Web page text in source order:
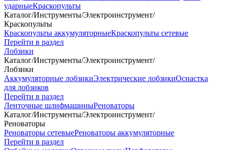
ударныеКраскопульты
Каталог/Инструменты/Электроинструмент/
Краскопульты
Краскопульты аккумуляторныеКраскопульты сетевые
Перейти в раздел
Лобзики
Каталог/Инструменты/Электроинструмент/
Лобзики
Аккумуляторные лобзикиЭлектрические лобзикиОснастка
для лобзиков
Перейти в раздел
Ленточные шлифмашиныРеноваторы
Каталог/Инструменты/Электроинструмент/
Реноваторы
Реноваторы сетевыеРеноваторы аккумуляторные
Перейти в раздел